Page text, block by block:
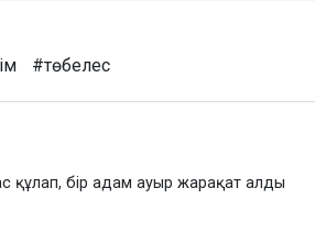
#төбелес
құлап, бір адам ауыр жарақат алды